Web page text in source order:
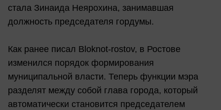
стала Зинаида Неярохина, занимавшая
должность председателя гордумы.
Как ранее писал Bloknot-rostov, в Ростове
изменился порядок формирования
муниципальной власти. Теперь функции мэра
разделят между собой глава города, который
автоматически становится председателем